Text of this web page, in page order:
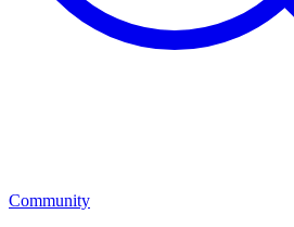
Community